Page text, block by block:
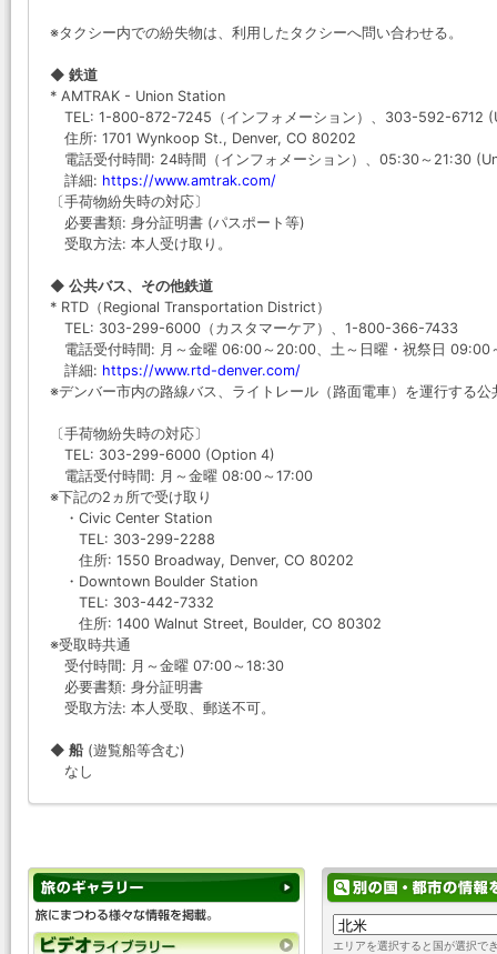
※タクシー内での紛失物は、利用したタクシーへ問い合わせる。
◆ 鉄道
* AMTRAK - Union Station
TEL: 1-800-872-7245（インフォメーション）、303-592-6712
住所: 1701 Wynkoop St., Denver, CO 80202
電話受付時間: 24時間（インフォメーション）、05:30～21:30
詳細: https://www.amtrak.com/
〔手荷物紛失時の対応〕
必要書類: 身分証明書 (パスポート等)
受取方法: 本人受け取り。
◆ 公共バス、その他鉄道
* RTD（Regional Transportation District）
TEL: 303-299-6000（カスタマーケア）、1-800-366-7433
電話受付時間: 月～金曜 06:00～20:00、土～日曜・祝祭日 09:00
詳細: https://www.rtd-denver.com/
※デンバー市内の路線バス、ライトレール（路面電車）を運行する公
〔手荷物紛失時の対応〕
TEL: 303-299-6000 (Option 4)
電話受付時間: 月～金曜 08:00～17:00
※下記の2ヵ所で受け取り
・Civic Center Station
TEL: 303-299-2288
住所: 1550 Broadway, Denver, CO 80202
・Downtown Boulder Station
TEL: 303-442-7332
住所: 1400 Walnut Street, Boulder, CO 80302
※受取時共通
受付時間: 月～金曜 07:00～18:30
必要書類: 身分証明書
受取方法: 本人受取、郵送不可。
◆ 船 (遊覧船等含む)
なし
エリアを選択すると国が選択で